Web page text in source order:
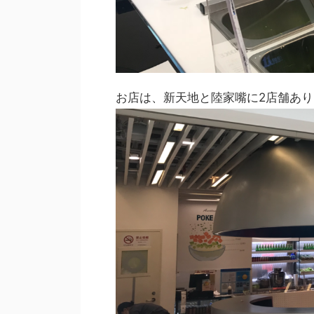
お店は、新天地と陸家嘴に2店舗あ